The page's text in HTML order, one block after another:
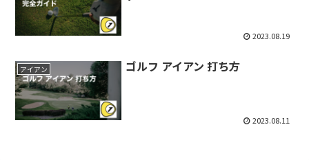
2023.08.19
アイアン ゴルフ アイアン 打ち方
2023.08.11